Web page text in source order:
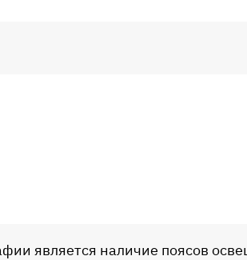
является наличие поясов